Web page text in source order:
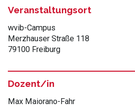
Veranstaltungsort
wvib-Campus
Merzhauser Straße 118
79100 Freiburg
Dozent/in
Max Maiorano-Fahr